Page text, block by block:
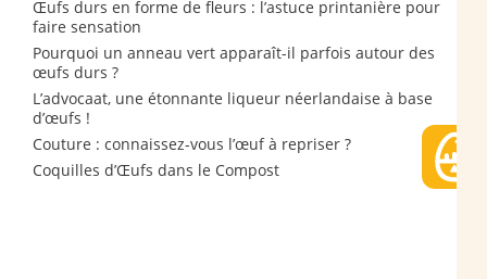
Œufs durs en forme de fleurs : l’astuce printanière pour
faire sensation
Pourquoi un anneau vert apparaît-il parfois autour des
œufs durs ?
L’advocaat, une étonnante liqueur néerlandaise à base
d’œufs !
Couture : connaissez-vous l’œuf à repriser ?
Coquilles d’Œufs dans le Compost